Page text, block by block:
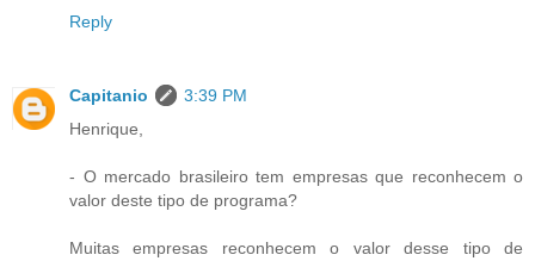
Reply
Capitanio
3:39 PM
Henrique,
- O mercado brasileiro tem empresas que reconhecem o
valor deste tipo de programa?
Muitas empresas reconhecem o valor desse tipo de